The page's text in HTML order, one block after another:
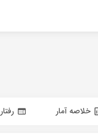
خلاصه آمار رفتار